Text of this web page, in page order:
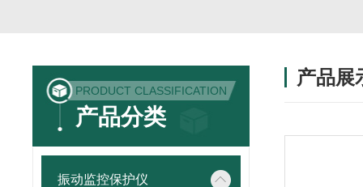
PRODUCT CLASSIFICATION
产品分类
振动监控保护仪
产品展